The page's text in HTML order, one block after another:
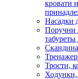
кровати и
Насадки
Поручни
Трости,